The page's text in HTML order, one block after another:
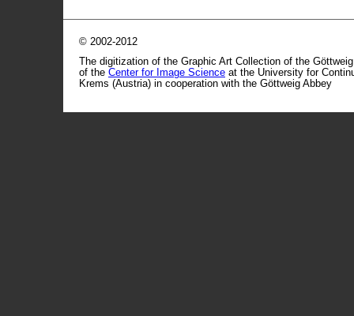
© 2002-2012
The digitization of the Graphic Art Collection of the
of the Center for Image Science at the University for
Krems (Austria) in cooperation with the Göttweig Abbey